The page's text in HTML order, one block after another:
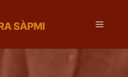
Meny